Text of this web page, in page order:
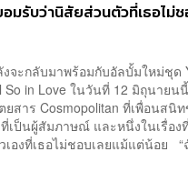
มรับว่านิสัยส่วนตัวที่เธอไม่ช
งจะกลับมาพร้อมกับอัลบั้มใหม่ชุด
So in Love ในวันที่ 12 มิถุนายน
สาร Cosmopolitan ที่เพื่อนสนิท
เป็นผู้สัมภาษณ์ และหนึ่งในเรื่องที่
องที่เธอไม่ชอบเลยแม้แต่น้อย